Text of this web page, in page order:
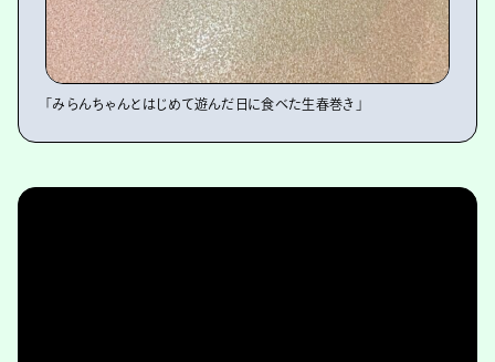
「みらんちゃんとはじめて遊んだ日に食べた生春巻き」
https://www.youtube.com/watch?